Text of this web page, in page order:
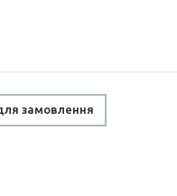
замовлення